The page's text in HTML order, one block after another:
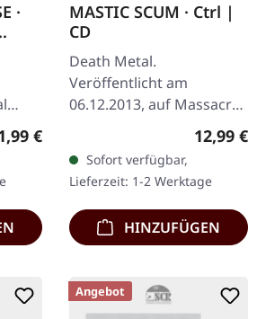
·
Preis:
€
MASTIC SCUM · Ctrl |
CD
Death Metal.
Veröffentlicht am
06.12.2013, auf Massacre
Records. CD im Jewelcase.
Die österreichischen
Death Metal-Veteranen
Mastic Scum liefern mit…
12,99 €
Sofort verfügbar,
Lieferzeit: 1-2 Werktage
HINZUFÜGEN
Angebot